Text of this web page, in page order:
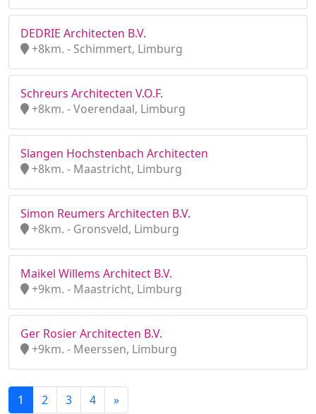
DEDRIE Architecten B.V.
+8km. - Schimmert, Limburg
Schreurs Architecten V.O.F.
+8km. - Voerendaal, Limburg
Slangen Hochstenbach Architecten
+8km. - Maastricht, Limburg
Simon Reumers Architecten B.V.
+8km. - Gronsveld, Limburg
Maikel Willems Architect B.V.
+9km. - Maastricht, Limburg
Ger Rosier Architecten B.V.
+9km. - Meerssen, Limburg
1 2 3 4 »